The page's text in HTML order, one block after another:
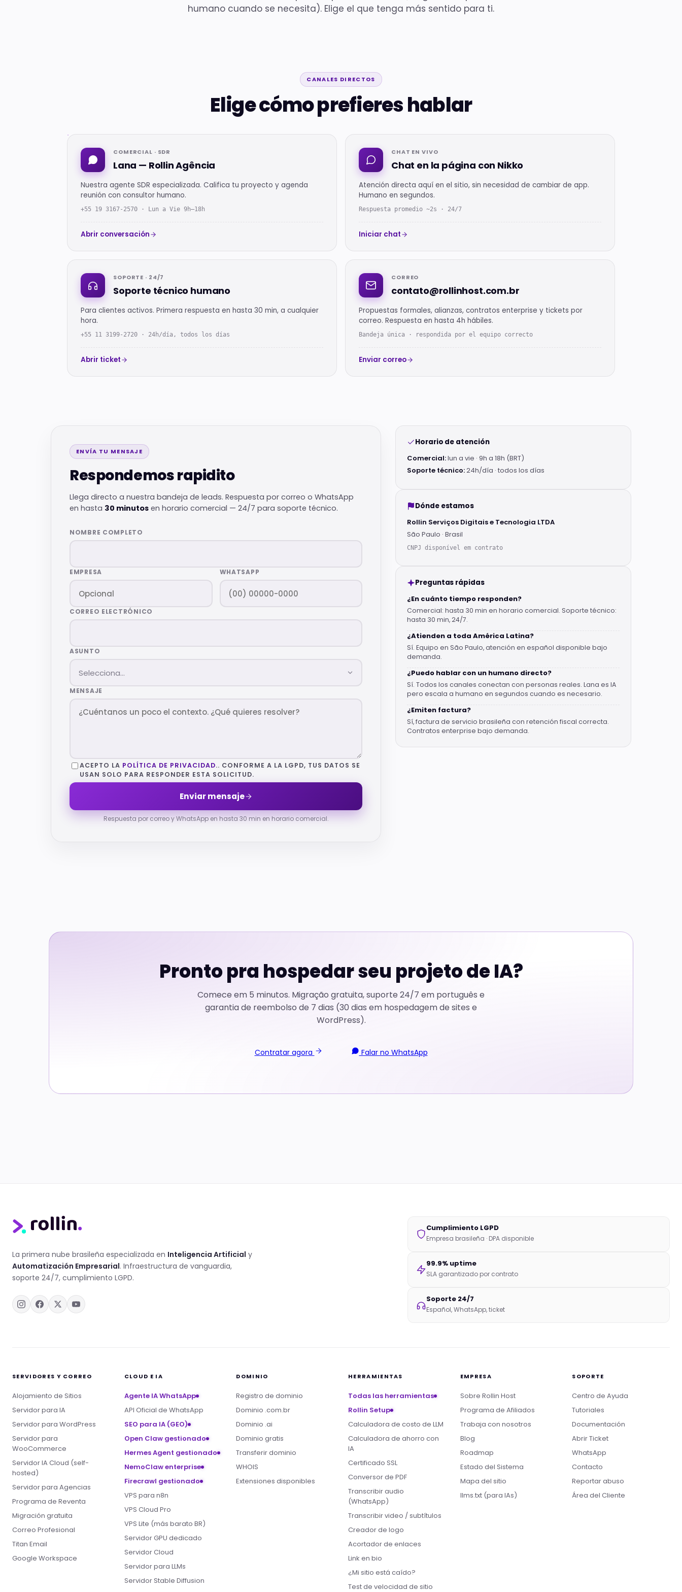
Registro
las
herramientas
humano cuando se necesita). Elige el que tenga más sentido para ti.
CANALES DIRECTOS
Elige cómo prefieres hablar
COMERCIAL · SDR
Lana — Rollin Agência
Nuestra agente SDR especializada. Califica tu proyecto y agenda
reunión con consultor humano.
+55 19 3167-2570 · Lun a Vie 9h–18h
Abrir conversación
CHAT EN VIVO
Chat en la página con Nikko
Atención directa aquí en el sitio, sin necesidad de cambiar de app.
Humano en segundos.
Respuesta promedio ~2s · 24/7
Iniciar chat
SOPORTE · 24/7
Soporte técnico humano
Para clientes activos. Primera respuesta en hasta 30 min, a cualquier
hora.
+55 11 3199-2720 · 24h/día, todos los días
Abrir ticket
CORREO
contato@rollinhost.com.br
Propuestas formales, alianzas, contratos enterprise y tickets por
correo. Respuesta en hasta 4h hábiles.
Bandeja única · respondida por el equipo correcto
Enviar correo
ENVÍA TU MENSAJE
Respondemos rapidito
Llega directo a nuestra bandeja de leads. Respuesta por correo o WhatsApp
en hasta 30 minutos en horario comercial — 24/7 para soporte técnico.
NOMBRE COMPLETO
EMPRESA WHATSAPP
CORREO ELECTRÓNICO
ASUNTO
Selecciona…
MENSAJE
ACEPTO LA POLÍTICA DE PRIVACIDAD.. CONFORME A LA LGPD, TUS DATOS SE
USAN SOLO PARA RESPONDER ESTA SOLICITUD.
Enviar mensaje
Respuesta por correo y WhatsApp en hasta 30 min en horario comercial.
Horario de atención
Comercial:lun a vie · 9h a 18h (BRT)
Soporte técnico:24h/día · todos los días
Dónde estamos
Rollin Serviços Digitais e Tecnologia LTDA
São Paulo · Brasil
CNPJ disponível em contrato
Preguntas rápidas
¿En cuánto tiempo responden?
Comercial: hasta 30 min en horario comercial. Soporte técnico:
hasta 30 min, 24/7.
¿Atienden a toda América Latina?
Sí. Equipo en São Paulo, atención en español disponible bajo
demanda.
¿Puedo hablar con un humano directo?
Sí. Todos los canales conectan con personas reales. Lana es IA
pero escala a humano en segundos cuando es necesario.
¿Emiten factura?
Sí, factura de servicio brasileña con retención fiscal correcta.
Contratos enterprise bajo demanda.
Pronto pra hospedar seu projeto de IA?
Comece em 5 minutos. Migração gratuita, suporte 24/7 em português e
garantia de reembolso de 7 dias (30 dias em hospedagem de sites e
WordPress).
Contratar agora Falar no WhatsApp
La primera nube brasileña especializada en Inteligencia Artificial y
Automatización Empresarial. Infraestructura de vanguardia,
soporte 24/7, cumplimiento LGPD.
Cumplimiento LGPD
Empresa brasileña · DPA disponible
99.9% uptime
SLA garantizado por contrato
Soporte 24/7
Español, WhatsApp, ticket
SERVIDORES Y CORREO
Alojamiento de Sitios
Servidor para IA
Servidor para WordPress
Servidor para
WooCommerce
Servidor IA Cloud (self-
hosted)
Servidor para Agencias
Programa de Reventa
Migración gratuita
Correo Profesional
Titan Email
Google Workspace
CLOUD E IA
Agente IA WhatsApp
API Oficial de WhatsApp
SEO para IA (GEO)
Open Claw gestionado
Hermes Agent gestionado
NemoClaw enterprise
Firecrawl gestionado
VPS para n8n
VPS Cloud Pro
VPS Lite (más barato BR)
Servidor GPU dedicado
Servidor Cloud
Servidor para LLMs
Servidor Stable Diffusion
DOMINIO
Registro de dominio
Dominio .com.br
Dominio .ai
Dominio gratis
Transferir dominio
WHOIS
Extensiones disponibles
HERRAMIENTAS
Todas las herramientas
Rollin Setup
Calculadora de costo de LLM
Calculadora de ahorro con
IA
Certificado SSL
Conversor de PDF
Transcribir audio
(WhatsApp)
Transcribir video / subtítulos
Creador de logo
Acortador de enlaces
Link en bio
¿Mi sitio está caído?
Test de velocidad de sitio
EMPRESA
Sobre Rollin Host
Programa de Afiliados
Trabaja con nosotros
Blog
Roadmap
Estado del Sistema
Mapa del sitio
llms.txt (para IAs)
SOPORTE
Centro de Ayuda
Tutoriales
Documentación
Abrir Ticket
WhatsApp
Contacto
Reportar abuso
Área del Cliente
Nikko
Online · Suporte Rollin